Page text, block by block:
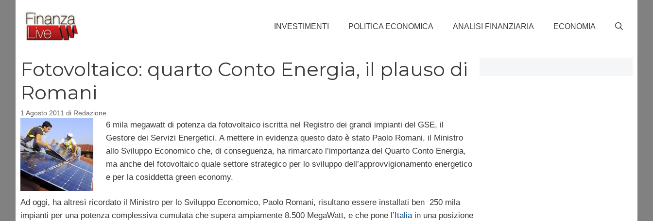
contenuto
INVESTIMENTI POLITICA ECONOMICA ANALISI FINANZIARIA ECONOMIA
Fotovoltaico: quarto Conto Energia, il plauso di
Romani
1 Agosto 2011 di Redazione
6 mila megawatt di potenza da fotovoltaico iscritta nel Registro dei grandi impianti del GSE, il
Gestore dei Servizi Energetici. A mettere in evidenza questo dato è stato Paolo Romani, il Ministro
allo Sviluppo Economico che, di conseguenza, ha rimarcato l’importanza del Quarto Conto Energia,
ma anche del fotovoltaico quale settore strategico per lo sviluppo dell’approvvigionamento energetico
e per la cosiddetta green economy.
Ad oggi, ha altresì ricordato il Ministro per lo Sviluppo Economico, Paolo Romani, risultano essere installati ben 250 mila
impianti per una potenza complessiva cumulata che supera ampiamente 8.500 MegaWatt, e che pone l’ Italiain una posizione